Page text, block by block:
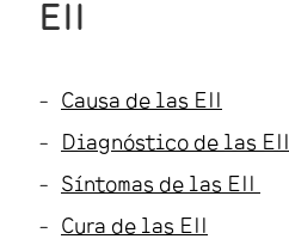
EII
Causa de las EII
Diagnóstico de las EII
Síntomas de las EII
Cura de las EII